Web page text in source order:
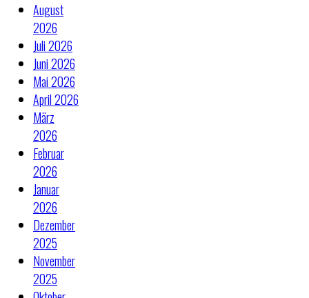
August
2026
Juli 2026
Juni 2026
Mai 2026
April 2026
März
2026
Februar
2026
Januar
2026
Dezember
2025
November
2025